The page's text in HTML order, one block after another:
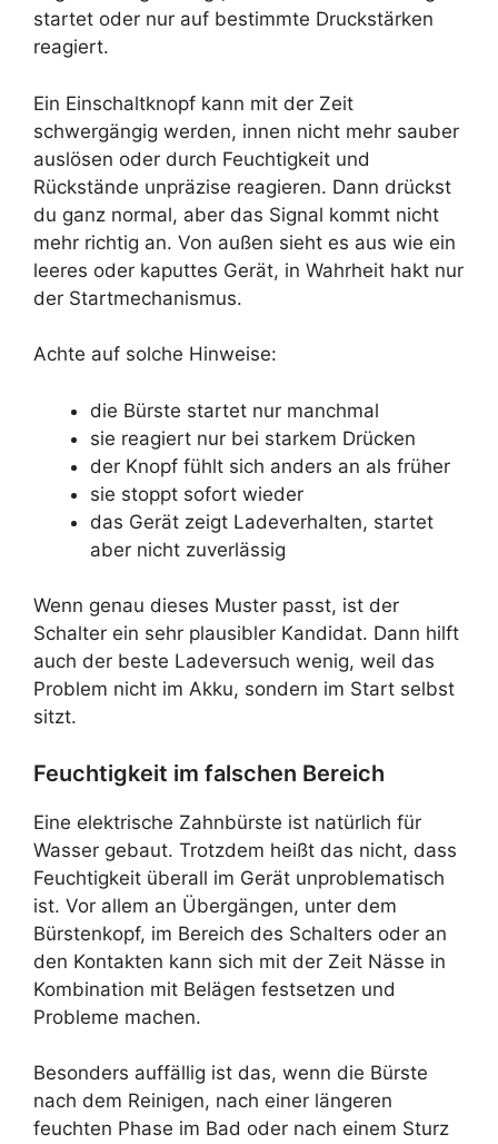
startet oder nur auf bestimmte Druckstärken
reagiert.
Ein Einschaltknopf kann mit der Zeit
schwergängig werden, innen nicht mehr sauber
auslösen oder durch Feuchtigkeit und
Rückstände unpräzise reagieren. Dann drückst
du ganz normal, aber das Signal kommt nicht
mehr richtig an. Von außen sieht es aus wie ein
leeres oder kaputtes Gerät, in Wahrheit hakt nur
der Startmechanismus.
Achte auf solche Hinweise:
die Bürste startet nur manchmal
sie reagiert nur bei starkem Drücken
der Knopf fühlt sich anders an als früher
sie stoppt sofort wieder
das Gerät zeigt Ladeverhalten, startet
aber nicht zuverlässig
Wenn genau dieses Muster passt, ist der
Schalter ein sehr plausibler Kandidat. Dann hilft
auch der beste Ladeversuch wenig, weil das
Problem nicht im Akku, sondern im Start selbst
sitzt.
Feuchtigkeit im falschen Bereich
Eine elektrische Zahnbürste ist natürlich für
Wasser gebaut. Trotzdem heißt das nicht, dass
Feuchtigkeit überall im Gerät unproblematisch
ist. Vor allem an Übergängen, unter dem
Bürstenkopf, im Bereich des Schalters oder an
den Kontakten kann sich mit der Zeit Nässe in
Kombination mit Belägen festsetzen und
Probleme machen.
Besonders auffällig ist das, wenn die Bürste
nach dem Reinigen, nach einer längeren
feuchten Phase im Bad oder nach einem Sturz